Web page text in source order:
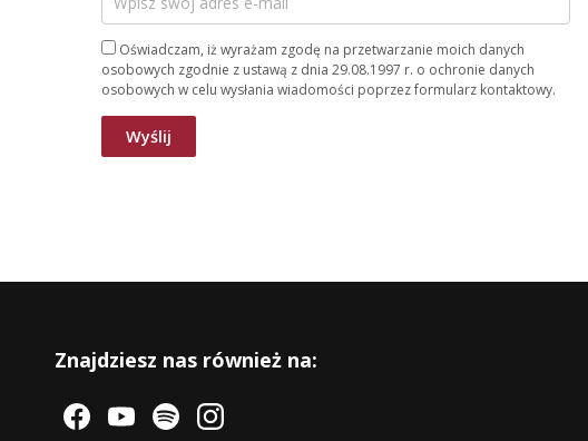
Oświadczam, iż wyrażam zgodę na przetwarzanie moich danych
osobowych zgodnie z ustawą z dnia 29.08.1997 r. o ochronie danych
osobowych w celu wysłania wiadomości poprzez formularz kontaktowy.
Znajdziesz nas również na: